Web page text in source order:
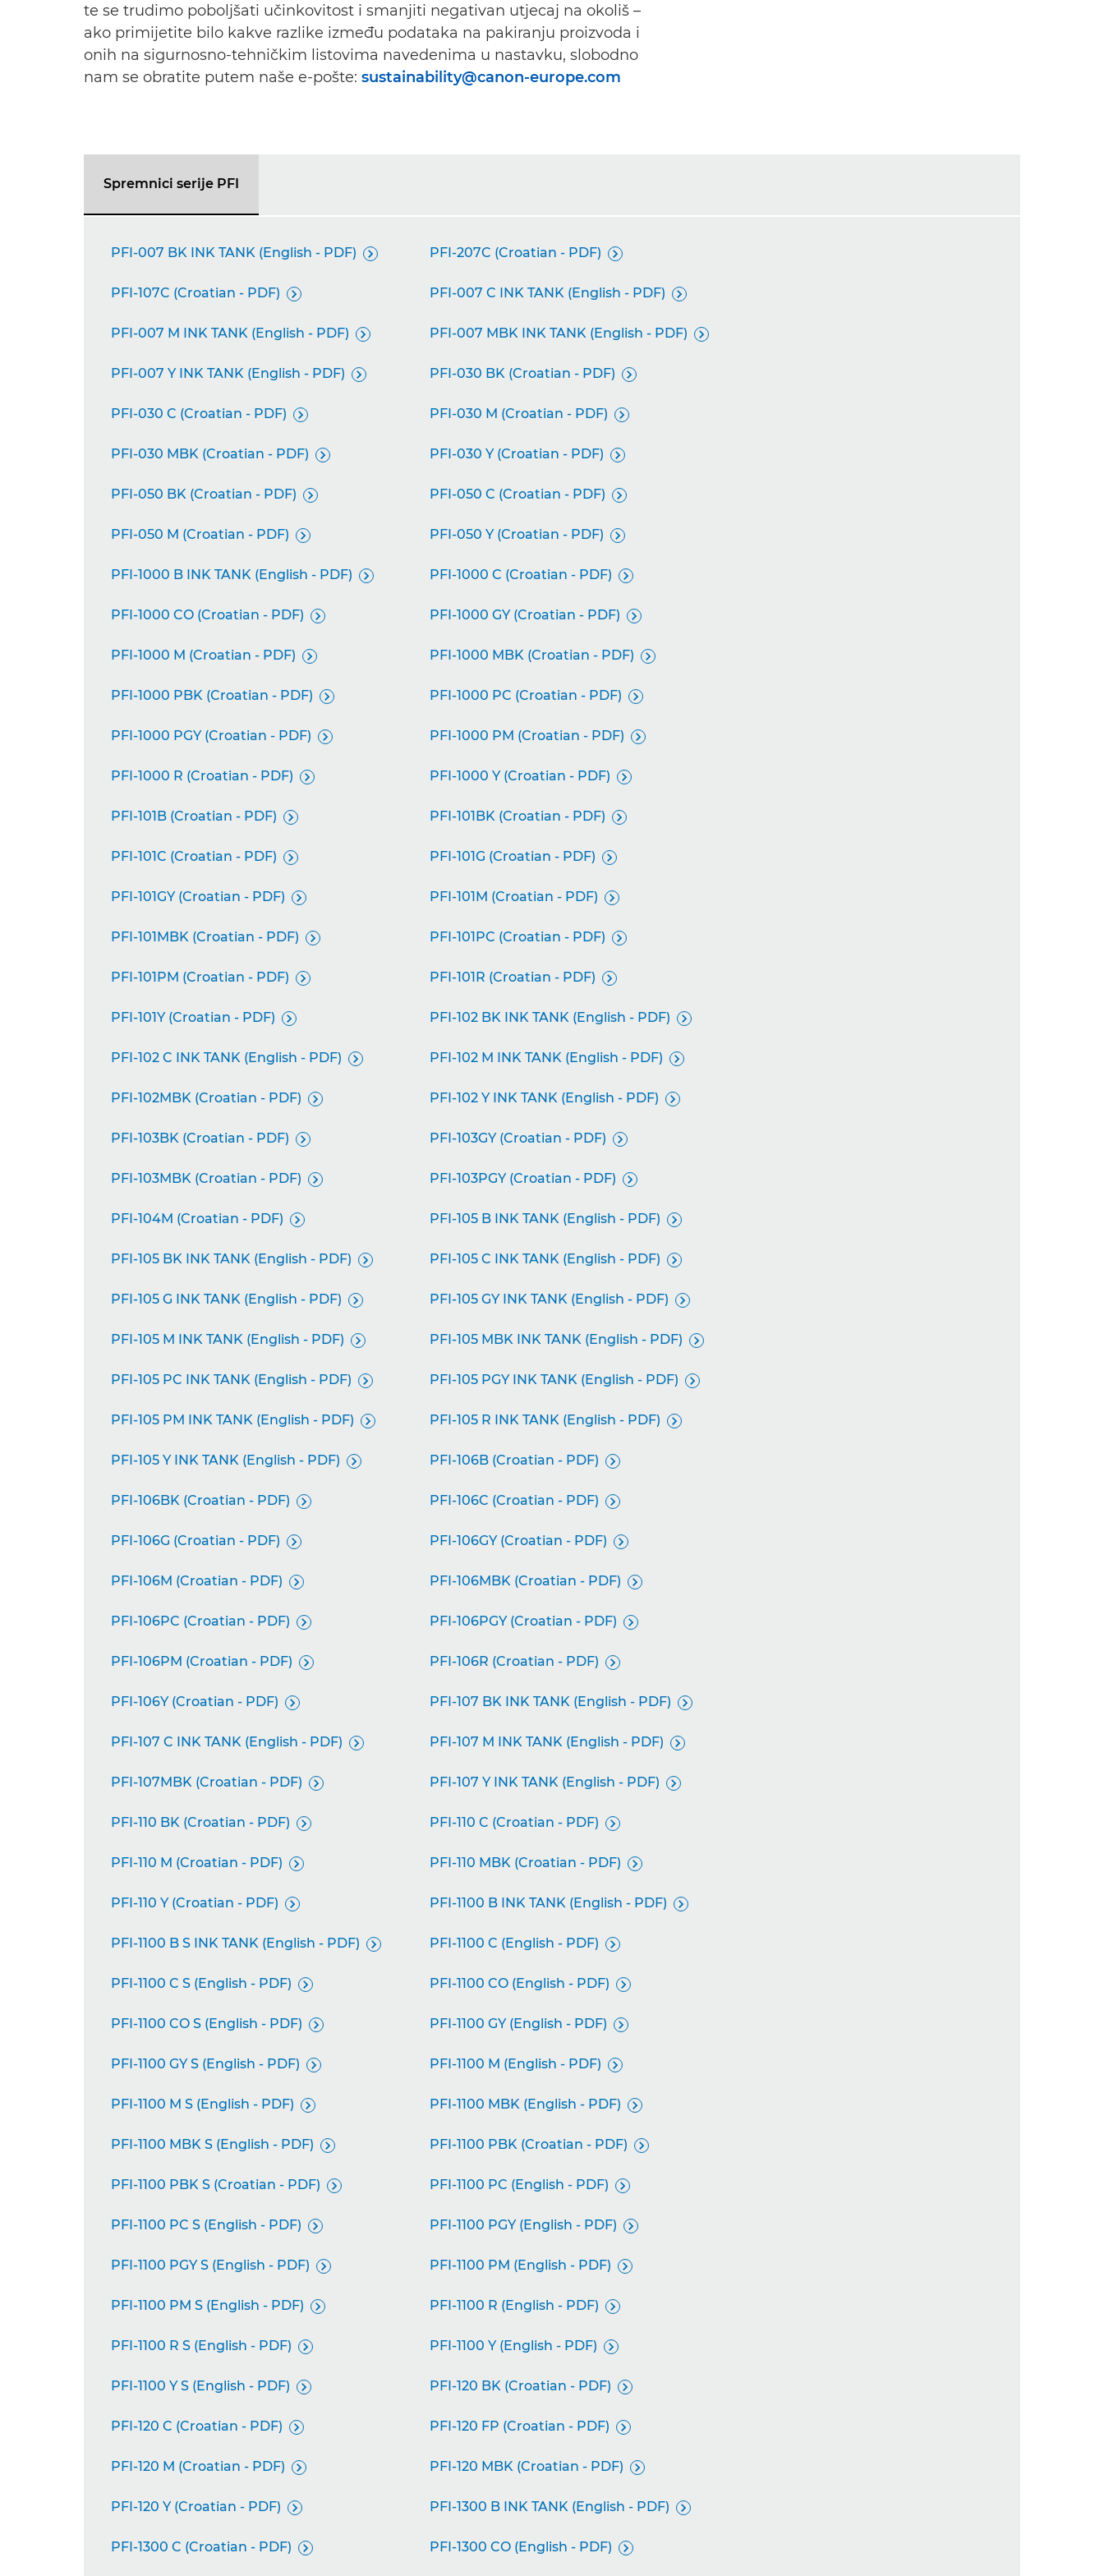
te se trudimo poboljšati učinkovitost i smanjiti negativan utjecaj na okoliš –
ako primijetite bilo kakve razlike između podataka na pakiranju proizvoda i
onih na sigurnosno-tehničkim listovima navedenima u nastavku, slobodno
nam se obratite putem naše e-pošte: sustainability@canon-europe.com
Spremnici serije PFI
PFI-007 BK INK TANK (English - PDF)  PFI-207C (Croatian - PDF) 
PFI-107C (Croatian - PDF)  PFI-007 C INK TANK (English - PDF) 
PFI-007 M INK TANK (English - PDF)  PFI-007 MBK INK TANK (English - PDF) 
PFI-007 Y INK TANK (English - PDF)  PFI-030 BK (Croatian - PDF) 
PFI-030 C (Croatian - PDF)  PFI-030 M (Croatian - PDF) 
PFI-030 MBK (Croatian - PDF)  PFI-030 Y (Croatian - PDF) 
PFI-050 BK (Croatian - PDF)  PFI-050 C (Croatian - PDF) 
PFI-050 M (Croatian - PDF)  PFI-050 Y (Croatian - PDF) 
PFI-1000 B INK TANK (English - PDF)  PFI-1000 C (Croatian - PDF) 
PFI-1000 CO (Croatian - PDF)  PFI-1000 GY (Croatian - PDF) 
PFI-1000 M (Croatian - PDF)  PFI-1000 MBK (Croatian - PDF) 
PFI-1000 PBK (Croatian - PDF)  PFI-1000 PC (Croatian - PDF) 
PFI-1000 PGY (Croatian - PDF)  PFI-1000 PM (Croatian - PDF) 
PFI-1000 R (Croatian - PDF)  PFI-1000 Y (Croatian - PDF) 
PFI-101B (Croatian - PDF)  PFI-101BK (Croatian - PDF) 
PFI-101C (Croatian - PDF)  PFI-101G (Croatian - PDF) 
PFI-101GY (Croatian - PDF)  PFI-101M (Croatian - PDF) 
PFI-101MBK (Croatian - PDF)  PFI-101PC (Croatian - PDF) 
PFI-101PM (Croatian - PDF)  PFI-101R (Croatian - PDF) 
PFI-101Y (Croatian - PDF)  PFI-102 BK INK TANK (English - PDF) 
PFI-102 C INK TANK (English - PDF)  PFI-102 M INK TANK (English - PDF) 
PFI-102MBK (Croatian - PDF)  PFI-102 Y INK TANK (English - PDF) 
PFI-103BK (Croatian - PDF)  PFI-103GY (Croatian - PDF) 
PFI-103MBK (Croatian - PDF)  PFI-103PGY (Croatian - PDF) 
PFI-104M (Croatian - PDF)  PFI-105 B INK TANK (English - PDF) 
PFI-105 BK INK TANK (English - PDF)  PFI-105 C INK TANK (English - PDF) 
PFI-105 G INK TANK (English - PDF)  PFI-105 GY INK TANK (English - PDF) 
PFI-105 M INK TANK (English - PDF)  PFI-105 MBK INK TANK (English - PDF) 
PFI-105 PC INK TANK (English - PDF)  PFI-105 PGY INK TANK (English - PDF) 
PFI-105 PM INK TANK (English - PDF)  PFI-105 R INK TANK (English - PDF) 
PFI-105 Y INK TANK (English - PDF)  PFI-106B (Croatian - PDF) 
PFI-106BK (Croatian - PDF)  PFI-106C (Croatian - PDF) 
PFI-106G (Croatian - PDF)  PFI-106GY (Croatian - PDF) 
PFI-106M (Croatian - PDF)  PFI-106MBK (Croatian - PDF) 
PFI-106PC (Croatian - PDF)  PFI-106PGY (Croatian - PDF) 
PFI-106PM (Croatian - PDF)  PFI-106R (Croatian - PDF) 
PFI-106Y (Croatian - PDF)  PFI-107 BK INK TANK (English - PDF) 
PFI-107 C INK TANK (English - PDF)  PFI-107 M INK TANK (English - PDF) 
PFI-107MBK (Croatian - PDF)  PFI-107 Y INK TANK (English - PDF) 
PFI-110 BK (Croatian - PDF)  PFI-110 C (Croatian - PDF) 
PFI-110 M (Croatian - PDF)  PFI-110 MBK (Croatian - PDF) 
PFI-110 Y (Croatian - PDF)  PFI-1100 B INK TANK (English - PDF) 
PFI-1100 B S INK TANK (English - PDF)  PFI-1100 C (English - PDF) 
PFI-1100 C S (English - PDF)  PFI-1100 CO (English - PDF) 
PFI-1100 CO S (English - PDF)  PFI-1100 GY (English - PDF) 
PFI-1100 GY S (English - PDF)  PFI-1100 M (English - PDF) 
PFI-1100 M S (English - PDF)  PFI-1100 MBK (English - PDF) 
PFI-1100 MBK S (English - PDF)  PFI-1100 PBK (Croatian - PDF) 
PFI-1100 PBK S (Croatian - PDF)  PFI-1100 PC (English - PDF) 
PFI-1100 PC S (English - PDF)  PFI-1100 PGY (English - PDF) 
PFI-1100 PGY S (English - PDF)  PFI-1100 PM (English - PDF) 
PFI-1100 PM S (English - PDF)  PFI-1100 R (English - PDF) 
PFI-1100 R S (English - PDF)  PFI-1100 Y (English - PDF) 
PFI-1100 Y S (English - PDF)  PFI-120 BK (Croatian - PDF) 
PFI-120 C (Croatian - PDF)  PFI-120 FP (Croatian - PDF) 
PFI-120 M (Croatian - PDF)  PFI-120 MBK (Croatian - PDF) 
PFI-120 Y (Croatian - PDF)  PFI-1300 B INK TANK (English - PDF) 
PFI-1300 C (Croatian - PDF)  PFI-1300 CO (English - PDF) 